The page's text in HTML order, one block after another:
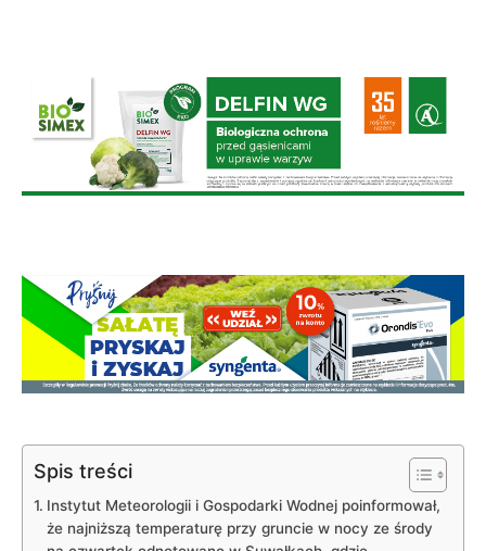
Spis treści
Instytut Meteorologii i Gospodarki Wodnej poinformował,
że najniższą temperaturę przy gruncie w nocy ze środy